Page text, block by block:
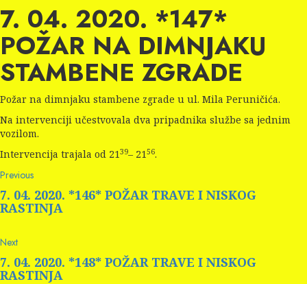
7. 04. 2020. *147*
POŽAR NA DIMNJAKU
STAMBENE ZGRADE
Požar na dimnjaku stambene zgrade u ul. Mila Peruničića.
Na intervenciji učestvovala dva pripadnika službe sa jednim
vozilom.
Intervencija trajala od 2139– 2156.
Continue
Reading
PreviousPrevious
post:
7. 04. 2020. *146* POŽAR TRAVE I NISKOG
RASTINJA
NextNext
post:
7. 04. 2020. *148* POŽAR TRAVE I NISKOG
RASTINJA